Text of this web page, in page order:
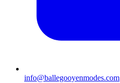
info@ballegooyenmodes.com